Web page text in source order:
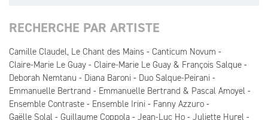
RECHERCHE PAR ARTISTE
Camille Claudel, Le Chant des Mains
Canticum Novum
Claire-Marie Le Guay
Claire-Marie Le Guay & François Salque
Deborah Nemtanu
Diana Baroni
Duo Salque-Peirani
Emmanuelle Bertrand
Emmanuelle Bertrand & Pascal Amoyel
Ensemble Contraste
Ensemble Irini
Fanny Azzuro
Gaëlle Solal
Guillaume Coppola Jean-Luc Ho
Juliette Hurel